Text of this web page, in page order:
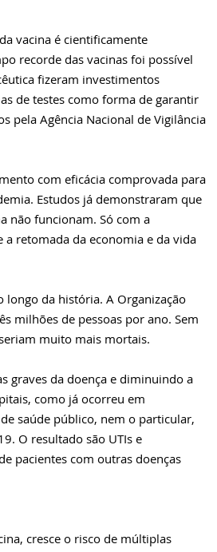
vacina é cientificamente
recorde das vacinas foi possível
fizeram investimentos
de testes como forma de garantir
pela Agência Nacional de Vigilância
com eficácia comprovada para
Estudos já demonstraram que
não funcionam. Só com a
retomada da economia e da vida
da história. A Organização
milhões de pessoas por ano. Sem
muito mais mortais.
graves da doença e diminuindo a
como já ocorreu em
saúde público, nem o particular,
O resultado são UTIs e
pacientes com outras doenças
cresce o risco de múltiplas